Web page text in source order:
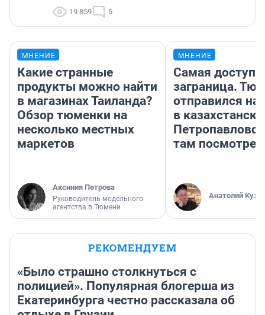
19 859 5
МНЕНИЕ
Какие странные
продукты можно найти
в магазинах Таиланда?
Обзор тюменки на
несколько местных
маркетов
Аксиния Петрова
Руководитель модельного
агентства в Тюмени
МНЕНИЕ
Самая
заграница.
отправился
в
там
Анатолий
РЕКОМЕНДУЕМ
«Было страшно столкнуться с
полицией». Популярная блогерша из
Екатеринбурга честно рассказала об